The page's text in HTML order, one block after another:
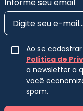
Ao se
Política de
a newsletter a
você
spam.